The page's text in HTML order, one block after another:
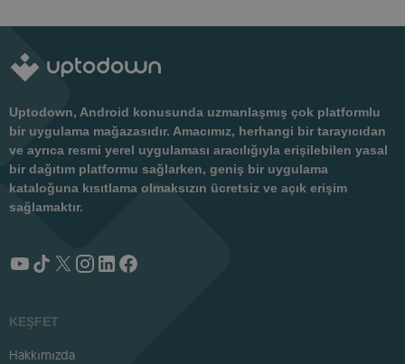
Uptodown, Android konusunda uzmanlaşmış çok platformlu
bir uygulama mağazasıdır. Amacımız, herhangi bir tarayıcıdan
ve ayrıca resmi yerel uygulaması aracılığıyla erişilebilen yasal
bir dağıtım platformu sağlarken, geniş bir uygulama
kataloğuna kısıtlama olmaksızın ücretsiz ve açık erişim
sağlamaktır.
KEŞFET
Hakkımızda